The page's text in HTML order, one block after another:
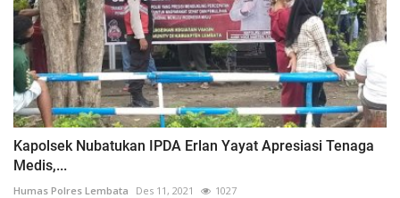
Kapolsek Nubatukan IPDA Erlan Yayat Apresiasi Tenaga
Medis,...
Humas Polres Lembata Des 11, 2021 1027